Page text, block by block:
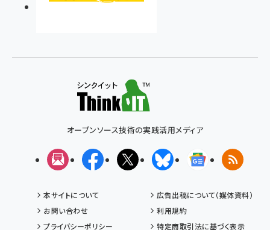
オープンソース技術の実践活用メディア
メルマガFacebookX(エックス)BlueskyGoogleニュ
RSS
本サイトについて
広告出稿について（媒体資料）
お問い合わせ
利用規約
プライバシーポリシー
特定商取引法に基づく表示